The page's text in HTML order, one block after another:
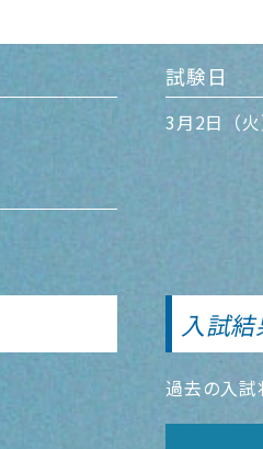
試験日
3月2日（火
入試結
過去の入試